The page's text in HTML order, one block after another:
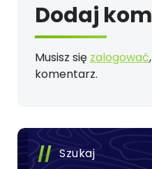
Dodaj
Musisz się zalogować
komentarz.
Szukaj